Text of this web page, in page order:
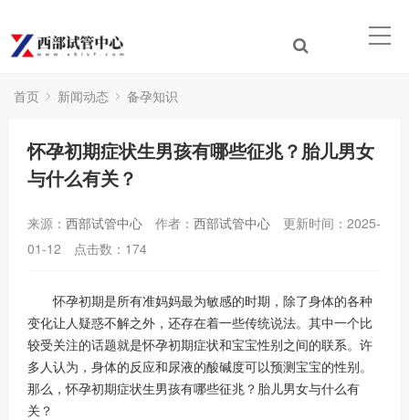
首页 新闻动态 备孕知识
怀孕初期症状生男孩有哪些征兆？胎儿男女
与什么有关？
来源： 西部试管中心 作者： 西部试管中心
更新时间：2025-
01-12
点击数： 174
怀孕初期是所有准妈妈最为敏感的时期，除了身体的各种
变化让人疑惑不解之外，还存在着一些传统说法。其中一个比
较受关注的话题就是怀孕初期症状和宝宝性别之间的联系。许
多人认为，身体的反应和尿液的酸碱度可以预测宝宝的性别。
那么，怀孕初期症状生男孩有哪些征兆？胎儿男女与什么有
关？